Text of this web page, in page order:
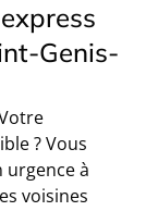
Genis-
? Vous
urgence à
voisines